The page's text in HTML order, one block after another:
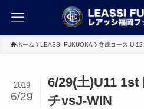
ホーム LEASSI FUKUOKA 育成コース U-12
6/29(土)U11
チvsJ-WIN
2019
6/29